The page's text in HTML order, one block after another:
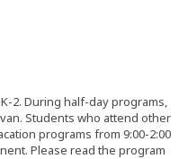
2. During half-day programs,
Students who attend other
programs from 9:00-2:00
Please read the program